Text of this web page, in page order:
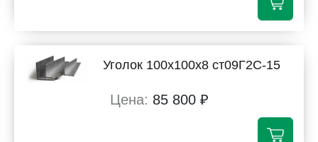
Уголок 100х100х8 ст09Г2С-15
85 800 ₽